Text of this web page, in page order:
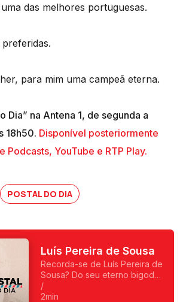
das melhores portuguesas.
para mim uma campeã eterna.
Dia” na Antena 1, de segunda a
18h50. Disponível posteriormente
Podcasts, YouTube e RTP Play.
POSTAL DO DIA
Luís Pereira de Sousa
Recorda-se de Luís Pereira de
Sousa? Do seu eterno bigode?
Foi o primeiro a fazer
programas da manhã e o
/
2min